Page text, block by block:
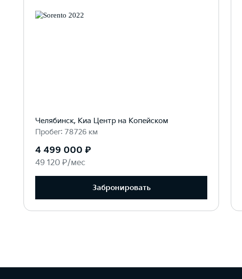
Челябинск, Киа Центр на Копейском
Пробег: 78726 км
4 499 000 ₽
49 120 ₽/мес
Забронировать